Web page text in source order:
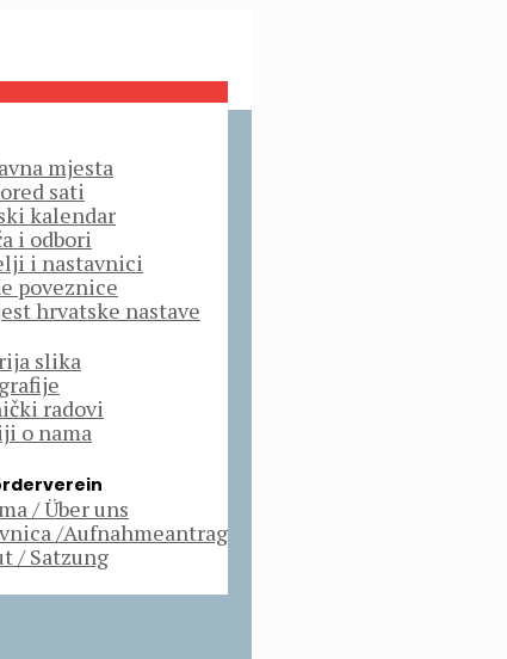
mjesta
sati
kalendar
i odbori
i nastavnici
poveznice
hrvatske nastave
slika
radovi
o nama
/ Über uns
/Aufnahmeantrag
/ Satzung